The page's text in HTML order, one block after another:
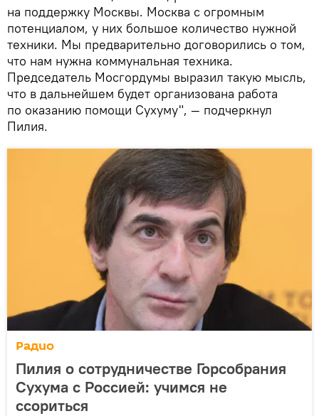
на поддержку Москвы. Москва с огромным
потенциалом, у них большое количество нужной
техники. Мы предварительно договорились о том,
что нам нужна коммунальная техника.
Председатель Мосгордумы выразил такую мысль,
что в дальнейшем будет организована работа
по оказанию помощи Сухуму", — подчеркнул
Пилия.
Радио
Пилия о сотрудничестве Горсобрания
Сухума с Россией: учимся не
ссориться